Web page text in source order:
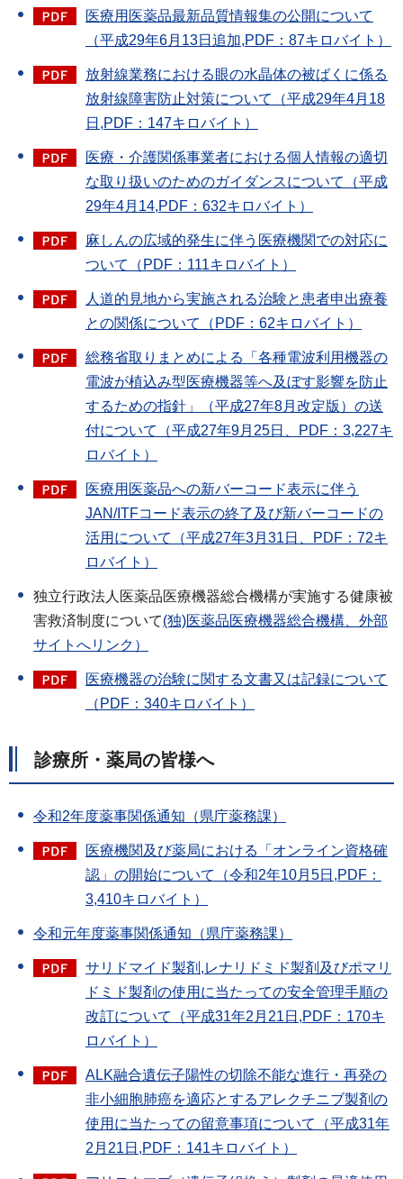
医療用医薬品最新品質情報集の公開について
（平成29年6月13日追加,PDF：87キロバイト）
放射線業務における眼の水晶体の被ばくに係る
放射線障害防止対策について（平成29年4月18
日,PDF：147キロバイト）
医療・介護関係事業者における個人情報の適切
な取り扱いのためのガイダンスについて（平成
29年4月14,PDF：632キロバイト）
麻しんの広域的発生に伴う医療機関での対応に
ついて（PDF：111キロバイト）
人道的見地から実施される治験と患者申出療養
との関係について（PDF：62キロバイト）
総務省取りまとめによる「各種電波利用機器の
電波が植込み型医療機器等へ及ぼす影響を防止
するための指針」（平成27年8月改定版）の送
付について（平成27年9月25日、PDF：3,227キ
ロバイト）
医療用医薬品への新バーコード表示に伴う
JAN/ITFコード表示の終了及び新バーコードの
活用について（平成27年3月31日、PDF：72キ
ロバイト）
独立行政法人医薬品医療機器総合機構が実施する健康被
害救済制度について(独)医薬品医療機器総合機構、外部
サイトへリンク）
医療機器の治験に関する文書又は記録について
（PDF：340キロバイト）
診療所・薬局の皆様へ
令和2年度薬事関係通知（県庁薬務課）
医療機関及び薬局における「オンライン資格確
認」の開始について（令和2年10月5日,PDF：
3,410キロバイト）
令和元年度薬事関係通知（県庁薬務課）
サリドマイド製剤,レナリドミド製剤及びポマリ
ドミド製剤の使用に当たっての安全管理手順の
改訂について（平成31年2月21日,PDF：170キ
ロバイト）
ALK融合遺伝子陽性の切除不能な進行・再発の
非小細胞肺癌を適応とするアレクチニブ製剤の
使用に当たっての留意事項について（平成31年
2月21日,PDF：141キロバイト）